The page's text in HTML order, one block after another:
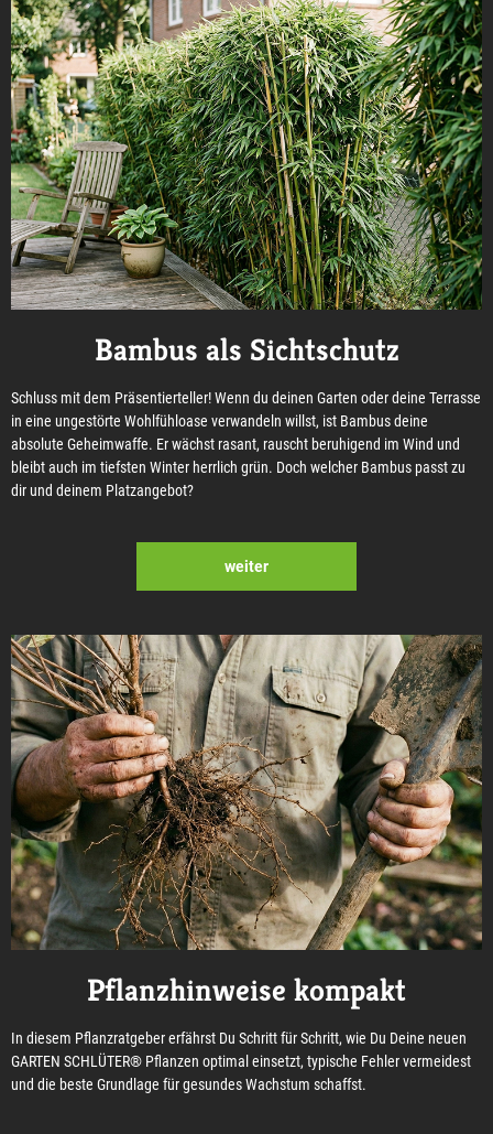
Bambus als Sichtschutz
Schluss mit dem Präsentierteller! Wenn du deinen Garten oder deine Terrasse
in eine ungestörte Wohlfühloase verwandeln willst, ist Bambus deine
absolute Geheimwaffe. Er wächst rasant, rauscht beruhigend im Wind und
bleibt auch im tiefsten Winter herrlich grün. Doch welcher Bambus passt zu
dir und deinem Platzangebot?
weiter
Pflanzhinweise kompakt
In diesem Pflanzratgeber erfährst Du Schritt für Schritt, wie Du Deine neuen
GARTEN SCHLÜTER® Pflanzen optimal einsetzt, typische Fehler vermeidest
und die beste Grundlage für gesundes Wachstum schaffst.